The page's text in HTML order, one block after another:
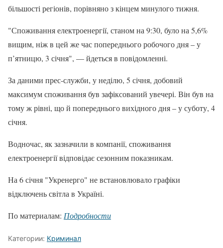
більшості регіонів, порівняно з кінцем минулого тижня.
"Споживання електроенергії, станом на 9:30, було на 5,6%
вищим, ніж в цей же час попереднього робочого дня – у
п’ятницю, 3 січня", — йдеться в повідомленні.
За даними прес-служби, у неділю, 5 січня, добовий
максимум споживання був зафіксований увечері. Він був на
тому ж рівні, що й попереднього вихідного дня – у суботу, 4
січня.
Водночас, як зазначили в компанії, споживання
електроенергії відповідає сезонним показникам.
На 6 січня "Укренерго" не встановлювало графіки
відключень світла в Україні.
По материалам: Подробности
Категории: Криминал